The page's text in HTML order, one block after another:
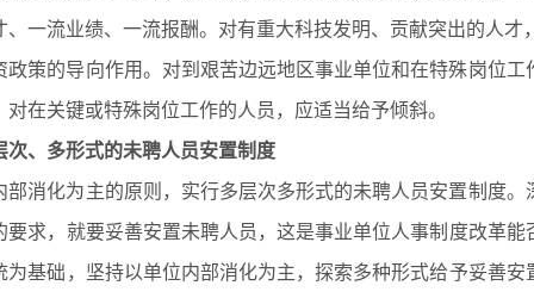
、一流业绩、一流报酬。对有重大科技发明、贡献突出的人才
政策的导向作用。对到艰苦边远地区事业单位和在特殊岗位
在关键或特殊岗位工作的人员，应适当给予倾斜。
次、多形式的未聘人员安置制度
部消化为主的原则，实行多层次多形式的未聘人员安置制度
要求，就要妥善安置未聘人员，这是事业单位人事制度改革
为基础，坚持以单位内部消化为主，探索多种形式给予妥善